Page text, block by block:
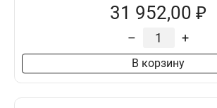
31 952,00 ₽
– +
В корзину